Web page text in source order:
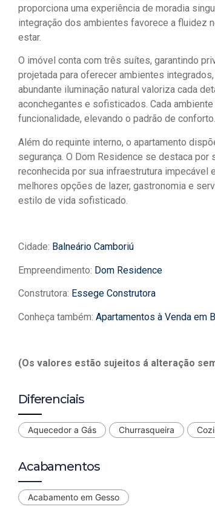
proporciona uma experiência de moradia
integração dos ambientes favorece a fluidez
estar.
O imóvel conta com três suítes, garantindo
projetada para oferecer ambientes
abundante iluminação natural valoriza cada
aconchegantes e sofisticados. Cada
funcionalidade, elevando o padrão de conforto.
Além do requinte interno, o apartamento
segurança. O Dom Residence se destaca
reconhecida por sua infraestrutura impecável
melhores opções de lazer, gastronomia e
estilo de vida sofisticado.
Cidade: Balneário Camboriú
Empreendimento: Dom Residence
Construtora: Essege Construtora
Conheça também: Apartamentos à Venda em
(Os valores estão sujeitos á alteração
Diferenciais
Aquecedor a Gás Churrasqueira
Acabamentos
Acabamento em Gesso